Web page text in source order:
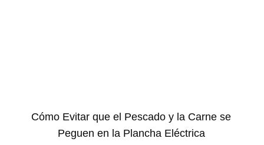
Cómo Evitar que el Pescado y la Carne se
Peguen en la Plancha Eléctrica